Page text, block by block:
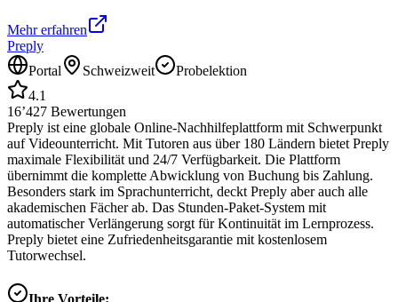
Mehr erfahren
Preply
Portal
Schweizweit
Probelektion
4.1
16’427 Bewertungen
Preply ist eine globale Online-Nachhilfeplattform mit Schwerpunkt
auf Videounterricht. Mit Tutoren aus über 180 Ländern bietet Preply
maximale Flexibilität und 24/7 Verfügbarkeit. Die Plattform
übernimmt die komplette Abwicklung von Buchung bis Zahlung.
Besonders stark im Sprachunterricht, deckt Preply aber auch alle
akademischen Fächer ab. Das Stunden-Paket-System mit
automatischer Verlängerung sorgt für Kontinuität im Lernprozess.
Preply bietet eine Zufriedenheitsgarantie mit kostenlosem
Tutorwechsel.